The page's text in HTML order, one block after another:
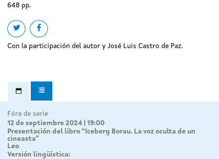
648 pp.
Share on twitter
Share on facebook
Con la participación del autor y José Luis Castro de Paz.
Fóra de serie
12 de septiembre 2024 | 19:00
Presentación del libro “Iceberg Borau. La voz oculta de un
cineasta”
Leo
Versión lingüística: